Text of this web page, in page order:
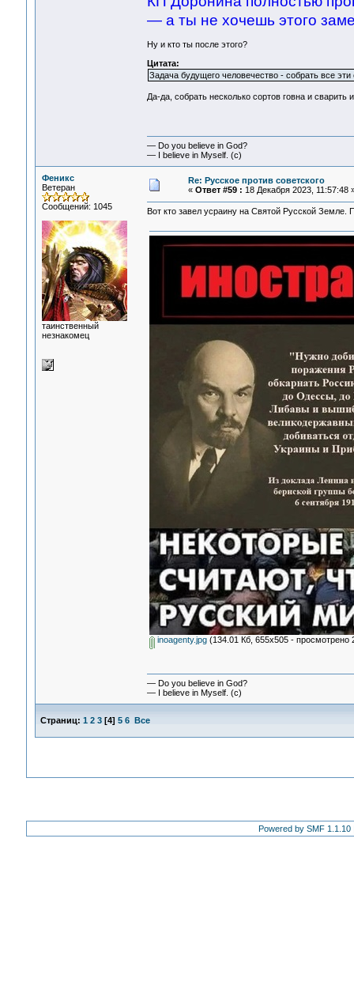
— а ты не хочешь этого
Ну и кто ты после этого?
Цитата:
Задача будущего человечество - собрать все
Да-да, собрать несколько сортов говна и сварить
— Do you believe in God?
— I believe in Myself. (c)
Феникс
Ветеран
Сообщений: 1045
таинственный
незнакомец
Re: Русское против советского
« Ответ #59 : 18 Декабря 2023, 11:57:48
Вот кто завел усраину на Святой Русской Земле.
inoagenty.jpg(134.01 Кб, 655x505 - просмотрено
— Do you believe in God?
— I believe in Myself. (c)
Страниц: 1 2 3[4] 5 6 Все
Powered by SMF 1.1.10